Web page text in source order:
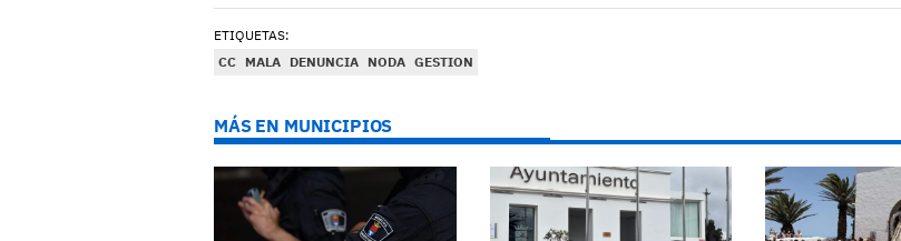
ETIQUETAS:
CC MALA DENUNCIA NODA GESTION
MÁS EN MUNICIPIOS